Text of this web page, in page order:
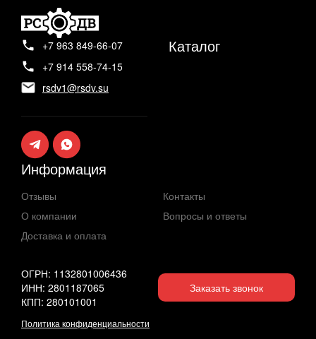
ОГРН: 1132801006436
ИНН: 2801187065
КПП: 280101001
Заказать звонок
Политика конфиденциальности
+7 963 849-66-07
+7 914 558-74-15
rsdv1@rsdv.su
Каталог
Информация
Отзывы
О компании
Доставка и оплата
Контакты
Вопросы и ответы